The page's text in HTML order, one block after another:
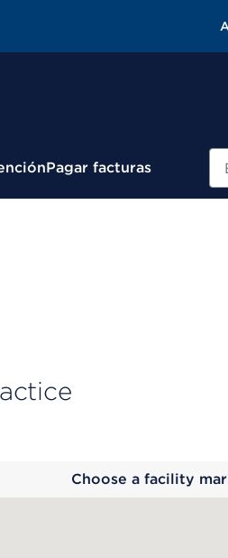
Pagar facturas
Choose a facility